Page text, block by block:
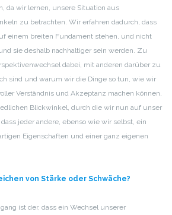
da wir lernen, unsere Situation aus
zu betrachten. Wir erfahren dadurch, dass
einem breiten Fundament stehen, und nicht
sie deshalb nachhaltiger sein werden. Zu
dabei, mit anderen darüber zu
sind und warum wir die Dinge so tun, wie wir
Verständnis und Akzeptanz machen können,
Blickwinkel, durch die wir nun auf unser
jeder andere, ebenso wie wir selbst, ein
Eigenschaften und einer ganz eigenen
von Stärke oder Schwäche?
ist der, dass ein Wechsel unserer